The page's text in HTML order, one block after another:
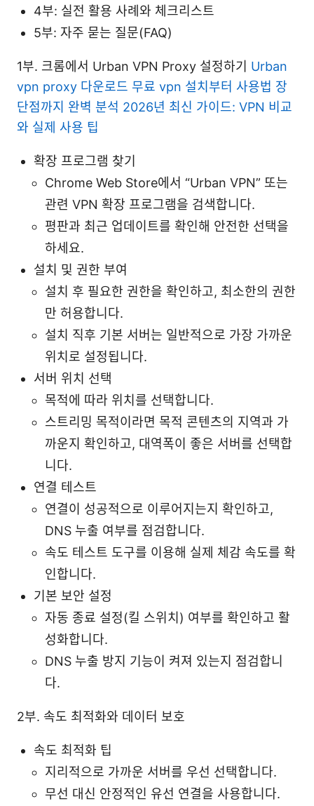
4부: 실전 활용 사례와 체크리스트
5부: 자주 묻는 질문(FAQ)
1부. 크롬에서 Urban VPN Proxy 설정하기 Urban
vpn proxy 다운로드 무료 vpn 설치부터 사용법 장
단점까지 완벽 분석 2026년 최신 가이드: VPN 비교
와 실제 사용 팁
확장 프로그램 찾기
Chrome Web Store에서 “Urban VPN” 또는
관련 VPN 확장 프로그램을 검색합니다.
평판과 최근 업데이트를 확인해 안전한 선택을
하세요.
설치 및 권한 부여
설치 후 필요한 권한을 확인하고, 최소한의 권한
만 허용합니다.
설치 직후 기본 서버는 일반적으로 가장 가까운
위치로 설정됩니다.
서버 위치 선택
목적에 따라 위치를 선택합니다.
스트리밍 목적이라면 목적 콘텐츠의 지역과 가
까운지 확인하고, 대역폭이 좋은 서버를 선택합
니다.
연결 테스트
연결이 성공적으로 이루어지는지 확인하고,
DNS 누출 여부를 점검합니다.
속도 테스트 도구를 이용해 실제 체감 속도를 확
인합니다.
기본 보안 설정
자동 종료 설정(킬 스위치) 여부를 확인하고 활
성화합니다.
DNS 누출 방지 기능이 켜져 있는지 점검합니
다.
2부. 속도 최적화와 데이터 보호
속도 최적화 팁
지리적으로 가까운 서버를 우선 선택합니다.
무선 대신 안정적인 유선 연결을 사용합니다.